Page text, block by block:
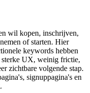
wil kopen, inschrijven,
of starten. Hier
keywords hebben
sterke UX, weinig frictie,
zichtbare volgende stap.
signuppagina's en